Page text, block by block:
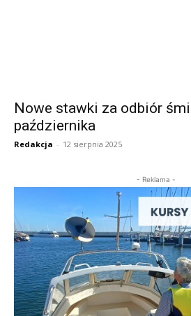
Nowe stawki za odbiór
października
Redakcja - 12 sierpnia 2025
- Reklama -